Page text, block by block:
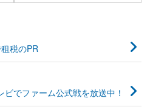
税のPR
でファーム公式戦を放送中！